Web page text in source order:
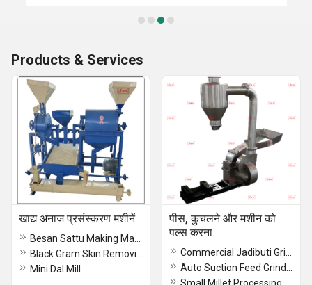
Products & Services
खाद्य अनाज प्रसंस्करण मशीनें
Mini Dal Mill
पीस, कुचलने और मशीन को
पल्स करना